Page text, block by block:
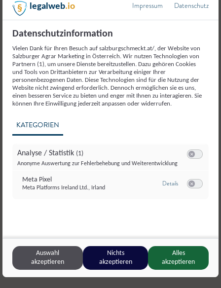
Buachberger’s Mili
Mattsee
Pasteurisierte Vollmilch
Bernberg
legalweb.io Impressum Datenschutz
Datenschutzinformation
Vielen Dank für Ihren Besuch auf salzburgschmeckt.at/, der Website von
Salzburger Agrar Marketing in Österreich. Wir nutzen Technologien von
Partnern (1), um unsere Dienste bereitzustellen. Dazu gehören Cookies
und Tools von Drittanbietern zur Verarbeitung einiger Ihrer
personenbezogenen Daten. Diese Technologien sind für die Nutzung der
Website nicht zwingend erforderlich. Dennoch ermöglichen sie es uns,
einen besseren Service zu bieten und enger mit Ihnen zu interagieren. Sie
können Ihre Einwilligung jederzeit anpassen oder widerrufen.
KATEGORIEN
Analyse / Statistik (1)
Anonyme Auswertung zur Fehlerbehebung und Weiterentwicklung
Meta Pixel
Meta Platforms Ireland Ltd., Irland
Detailszu Meta Pixel
Auswahl
akzeptieren
Nichts
akzeptieren
Alles
akzeptieren